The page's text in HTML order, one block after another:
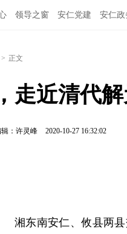
领导之窗 安仁党建 安仁政
> 正文
走近清代
：许灵峰 2020-10-27 16:32:02
湘东南安仁、攸县两